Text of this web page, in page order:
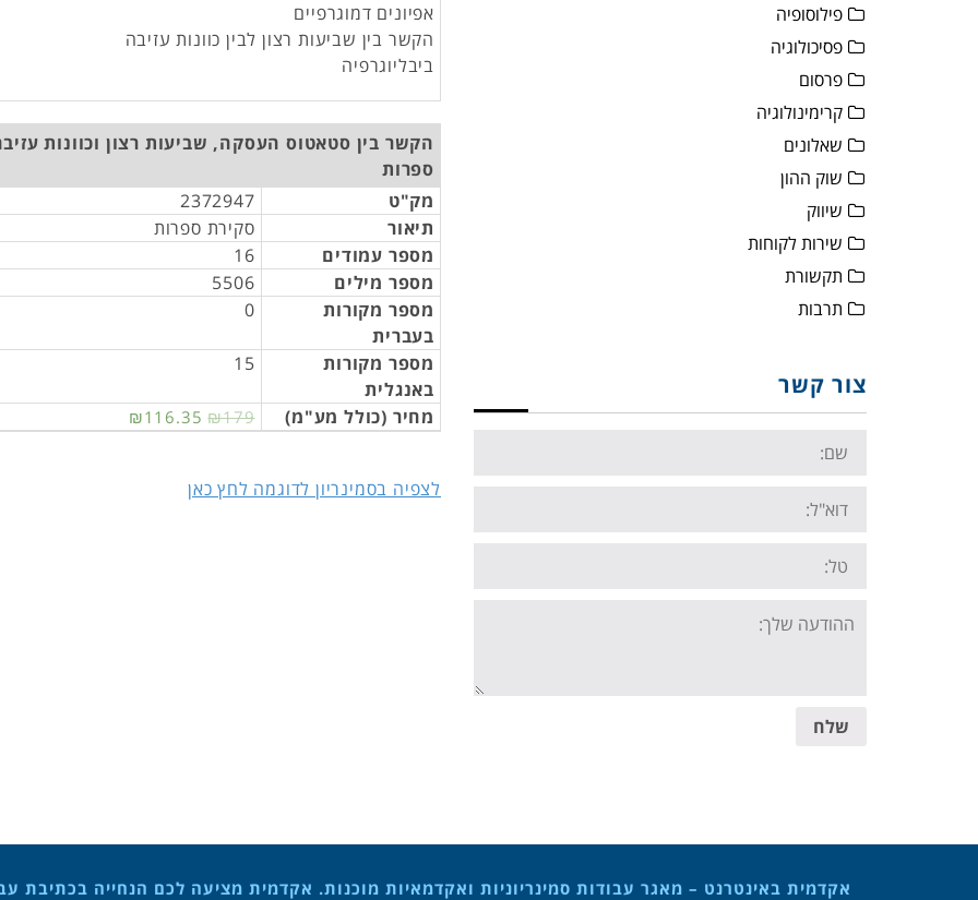
אפיונים דמוגרפיים
הקשר בין שביעות רצון לבין כוונות עזיבה
ביבליוגרפיה
הקשר בין סטאטוס העסקה, שביעות רצון וכוונות
ספרות
מק"ט
2372947
תיאור
סקירת ספרות
מספר עמודים
16
מספר מילים
5506
מספר מקורות
בעברית
0
מספר מקורות
באנגלית
15
מחיר (כולל מע"מ) ₪116.35 ₪179
לצפיה בסמינריון לדוגמה לחץ כאן
פילוסופיה
פסיכולוגיה
פרסום
קרימינולוגיה
שאלונים
שוק ההון
שיווק
שירות לקוחות
תקשורת
תרבות
צור קשר
Name:
Email:
Tel:
Your
message:
שלח
אקדמית באינטרנט – מאגר עבודות סמינריוניות ואקדמאיות מוכנות. אקדמית מציעה לכם הנחייה בכתיבת